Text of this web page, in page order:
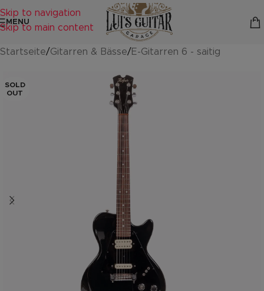
Skip to navigation
Skip to main content
MENU
Startseite/Gitarren & Bässe/E-Gitarren 6 - saitig
SOLD
OUT